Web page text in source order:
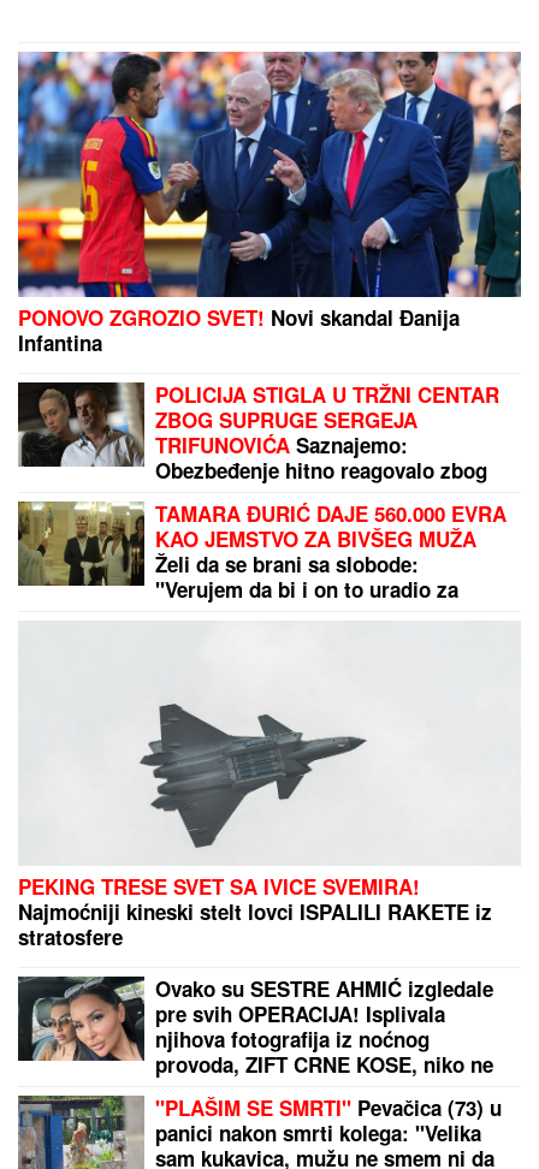
(VIDEO) "ONI MOLE DA UĐU U ELITU 10"Dača
Virijević raskrinkao rijaliti učesnike, otkrio sve o
pevačicom"
GRČKO LETO ŽENE OGNJENA
AMIDŽIĆA!Mina ističe GOLE NOGE,
u kadar upala i jahta: Tek da je vidite
u MINI BIKINIJU (FOTO)
POKAZALA TELO U BIKINIJU
Voditeljka nakon porođaja ima telo
za medalju: Obavlja seoske poslove,
a kada se skine muškarcima padnu
vilice
PONOVO ZGROZIO SVET!Novi skandal Đanija
Infantina